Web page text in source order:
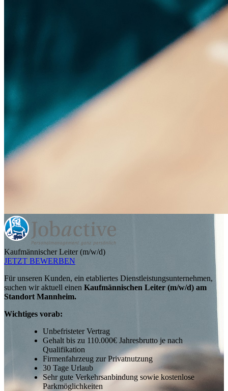
Kaufmännischer Leiter (m/w/d)
JETZT BEWERBEN
Für unseren Kunden, ein etabliertes Dienstleistungsunternehmen,
suchen wir aktuell einen Kaufmännischen Leiter (m/w/d) am
Standort Mannheim.
Wichtiges vorab:
Unbefristeter Vertrag
Gehalt bis zu 110.000€ Jahresbrutto je nach
Qualifikation
Firmenfahrzeug zur Privatnutzung
30 Tage Urlaub
Sehr gute Verkehrsanbindung sowie kostenlose
Parkmöglichkeiten